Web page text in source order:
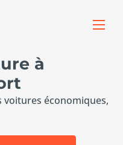
à
voitures économiques,